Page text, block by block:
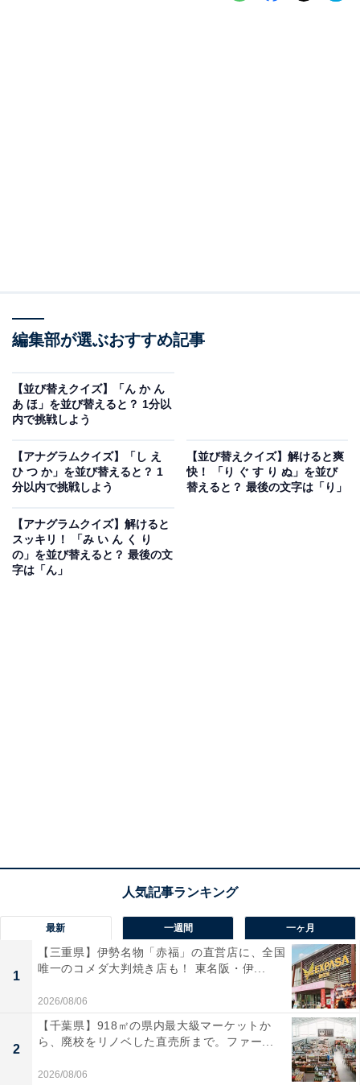
編集部が選ぶおすすめ記事
【並び替えクイズ】「ん か ん
あ ほ」を並び替えると？ 1分以
内で挑戦しよう
【アナグラムクイズ】「し え
ひ つ か」を並び替えると？ 1
分以内で挑戦しよう
【並び替えクイズ】解けると爽
快！ 「り ぐ す り ぬ」を並び
替えると？ 最後の文字は「り」
【アナグラムクイズ】解けると
スッキリ！ 「み い ん く り
の」を並び替えると？ 最後の文
字は「ん」
最新 一週間 一ヶ月
1
【三重県】伊勢名物「赤福」の直営店に、全国
唯一のコメダ大判焼き店も！ 東名阪・伊...
2026/08/06
2
【千葉県】918㎡の県内最大級マーケットか
ら、廃校をリノベした直売所まで。ファー...
2026/08/06